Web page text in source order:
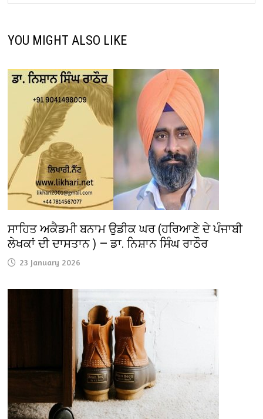
YOU MIGHT ALSO LIKE
ਸਾਹਿਤ ਅਕੈਡਮੀ ਬਨਾਮ ਉਡੀਕ ਘਰ (ਹਰਿਆਣੇ ਦੇ ਪੰਜਾਬੀ
ਲੇਖਕਾਂ ਦੀ ਦਾਸਤਾਨ ) — ਡਾ. ਨਿਸ਼ਾਨ ਸਿੰਘ ਰਾਠੌਰ
23 January 2026